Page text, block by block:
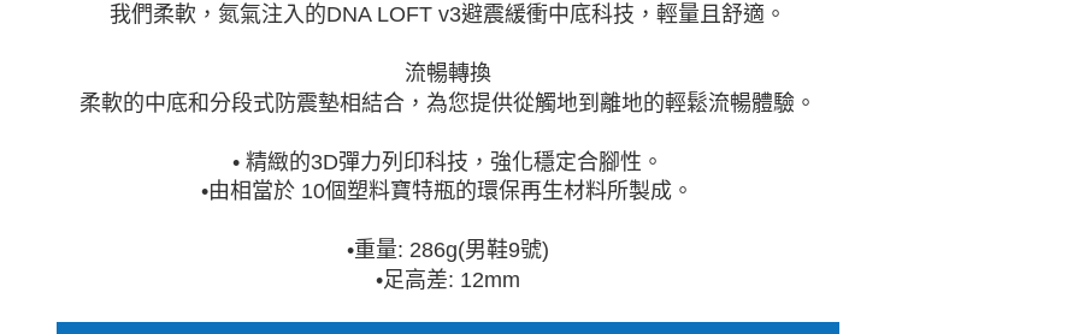
我們柔軟，氮氣注入的DNA LOFT v3避震緩衝中底科技，輕量且舒適。
流暢轉換
柔軟的中底和分段式防震墊相結合，為您提供從觸地到離地的輕鬆流暢體驗。
• 精緻的3D彈力列印科技，強化穩定合腳性。
•由相當於 10個塑料寶特瓶的環保再生材料所製成。
•重量: 286g(男鞋9號)
•足高差: 12mm